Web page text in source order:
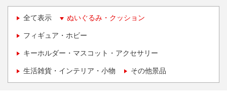
全て表示 ぬいぐるみ・クッション
フィギュア・ホビー
キーホルダー・マスコット・アクセサリー
生活雑貨・インテリア・小物 その他景品